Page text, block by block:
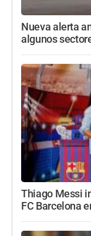
Nueva alerta
algunos
Thiago Messi
FC Barcelona